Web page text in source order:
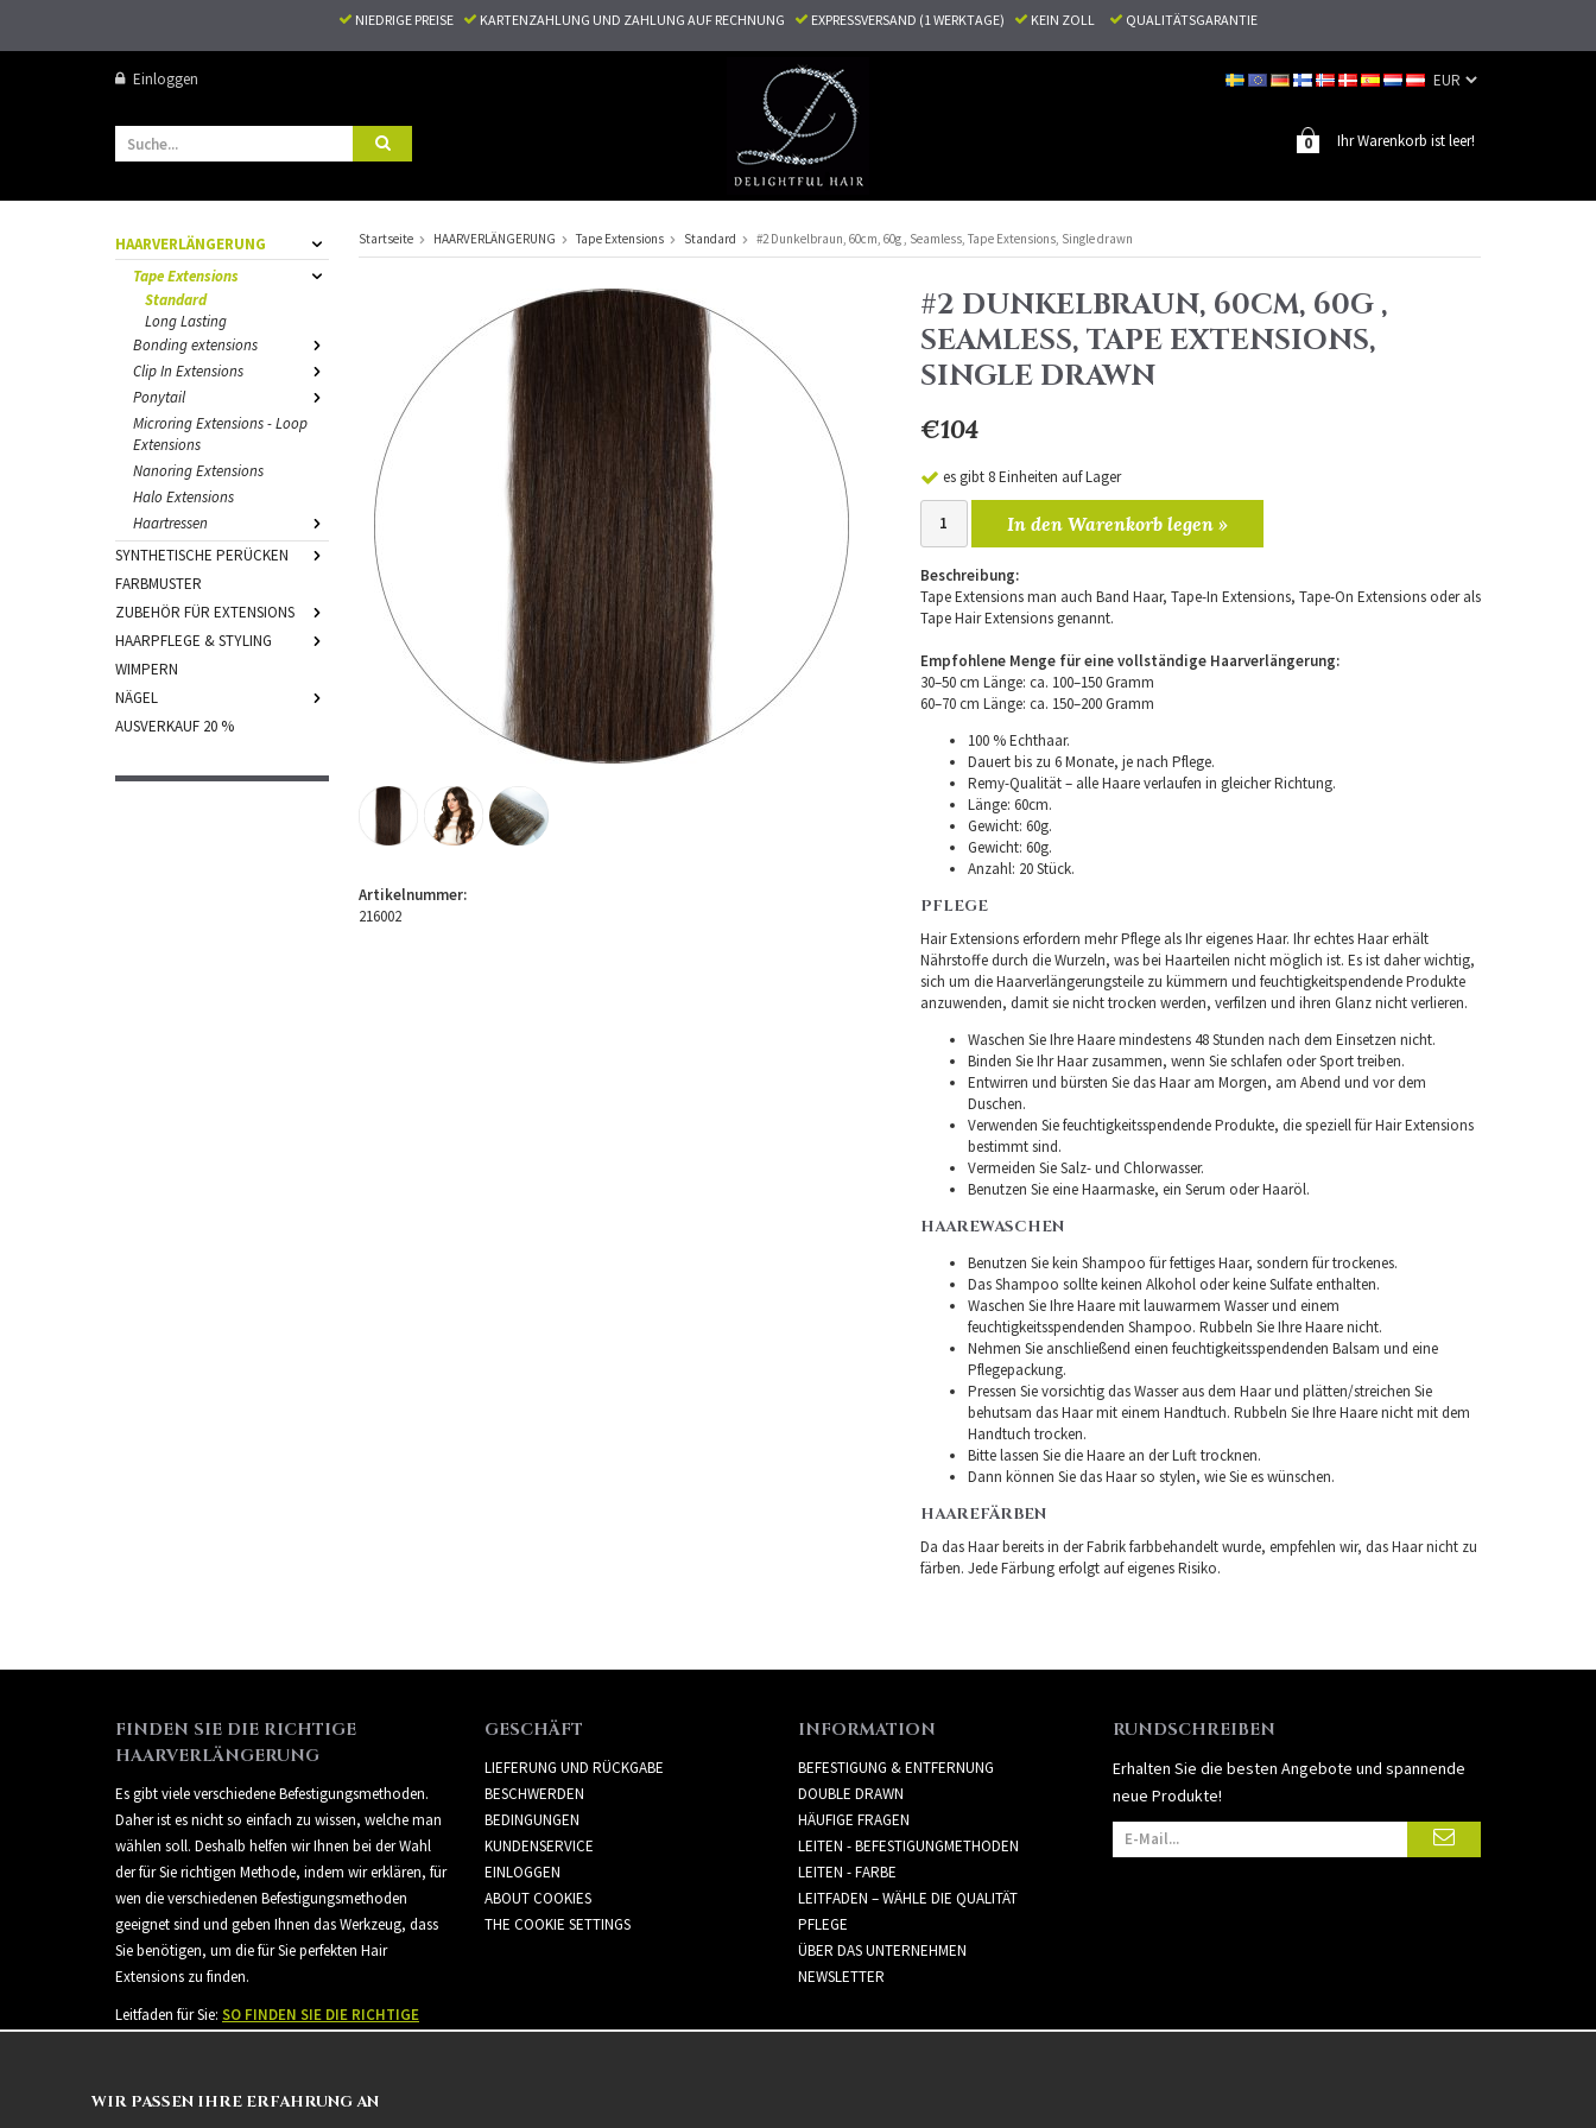
NIEDRIGE PREISE KARTENZAHLUNG UND ZAHLUNG AUF RECHNUNG EXPRESSVERSAND (1 WERKTAGE) KEIN ZOLL QUALITÄTSGARANTIE
Einloggen
Ihr Warenkorb ist leer!
0
HAARVERLÄNGERUNG
Tape Extensions
Standard
Long Lasting
Bonding extensions
Clip In Extensions
Ponytail
Microring Extensions - Loop
Extensions
Nanoring Extensions
Halo Extensions
Haartressen
SYNTHETISCHE PERÜCKEN
FARBMUSTER
ZUBEHÖR FÜR EXTENSIONS
HAARPFLEGE & STYLING
WIMPERN
NÄGEL
AUSVERKAUF 20 %
Startseite HAARVERLÄNGERUNG Tape Extensions Standard #2 Dunkelbraun, 60cm, 60g , Seamless, Tape Extensions, Single drawn
#2 DUNKELBRAUN, 60CM, 60G ,
SEAMLESS, TAPE EXTENSIONS,
SINGLE DRAWN
€104
es gibt 8 Einheiten auf Lager
In den Warenkorb legen »
Beschreibung:
Tape Extensions man auch Band Haar, Tape-In Extensions, Tape-On Extensions oder als
Tape Hair Extensions genannt.
Empfohlene Menge für eine vollständige Haarverlängerung:
30–50 cm Länge: ca. 100–150 Gramm
60–70 cm Länge: ca. 150–200 Gramm
100 % Echthaar.
Dauert bis zu 6 Monate, je nach Pflege.
Remy-Qualität – alle Haare verlaufen in gleicher Richtung.
Länge: 60cm.
Gewicht: 60g.
Gewicht: 60g.
Anzahl: 20 Stück.
PFLEGE
Hair Extensions erfordern mehr Pflege als Ihr eigenes Haar. Ihr echtes Haar erhält
Nährstoffe durch die Wurzeln, was bei Haarteilen nicht möglich ist. Es ist daher wichtig,
sich um die Haarverlängerungsteile zu kümmern und feuchtigkeitspendende Produkte
anzuwenden, damit sie nicht trocken werden, verfilzen und ihren Glanz nicht verlieren.
Waschen Sie Ihre Haare mindestens 48 Stunden nach dem Einsetzen nicht.
Binden Sie Ihr Haar zusammen, wenn Sie schlafen oder Sport treiben.
Entwirren und bürsten Sie das Haar am Morgen, am Abend und vor dem
Duschen.
Verwenden Sie feuchtigkeitsspendende Produkte, die speziell für Hair Extensions
bestimmt sind.
Vermeiden Sie Salz- und Chlorwasser.
Benutzen Sie eine Haarmaske, ein Serum oder Haaröl.
HAAREWASCHEN
Benutzen Sie kein Shampoo für fettiges Haar, sondern für trockenes.
Das Shampoo sollte keinen Alkohol oder keine Sulfate enthalten.
Waschen Sie Ihre Haare mit lauwarmem Wasser und einem
feuchtigkeitsspendenden Shampoo. Rubbeln Sie Ihre Haare nicht.
Nehmen Sie anschließend einen feuchtigkeitsspendenden Balsam und eine
Pflegepackung.
Pressen Sie vorsichtig das Wasser aus dem Haar und plätten/streichen Sie
behutsam das Haar mit einem Handtuch. Rubbeln Sie Ihre Haare nicht mit dem
Handtuch trocken.
Bitte lassen Sie die Haare an der Luft trocknen.
Dann können Sie das Haar so stylen, wie Sie es wünschen.
HAAREFÄRBEN
Da das Haar bereits in der Fabrik farbbehandelt wurde, empfehlen wir, das Haar nicht zu
färben. Jede Färbung erfolgt auf eigenes Risiko.
Artikelnummer:
216002
FINDEN SIE DIE RICHTIGE
HAARVERLÄNGERUNG
Es gibt viele verschiedene Befestigungsmethoden.
Daher ist es nicht so einfach zu wissen, welche man
wählen soll. Deshalb helfen wir Ihnen bei der Wahl
der für Sie richtigen Methode, indem wir erklären, für
wen die verschiedenen Befestigungsmethoden
geeignet sind und geben Ihnen das Werkzeug, dass
Sie benötigen, um die für Sie perfekten Hair
Extensions zu finden.
Leitfaden für Sie: SO FINDEN SIE DIE RICHTIGE
GESCHÄFT
LIEFERUNG UND RÜCKGABE
BESCHWERDEN
BEDINGUNGEN
KUNDENSERVICE
EINLOGGEN
ABOUT COOKIES
THE COOKIE SETTINGS
INFORMATION
BEFESTIGUNG & ENTFERNUNG
DOUBLE DRAWN
HÄUFIGE FRAGEN
LEITEN - BEFESTIGUNGMETHODEN
LEITEN - FARBE
LEITFADEN – WÄHLE DIE QUALITÄT
PFLEGE
ÜBER DAS UNTERNEHMEN
NEWSLETTER
RUNDSCHREIBEN
Erhalten Sie die besten Angebote und spannende
neue Produkte!
WIR PASSEN IHRE ERFAHRUNG AN